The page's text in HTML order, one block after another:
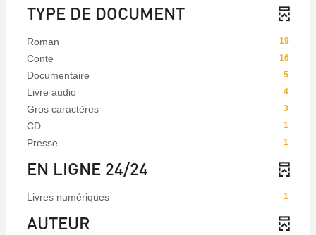
TYPE DE DOCUMENT
19
Roman
16
Conte
5
Documentaire
4
Livre audio
3
Gros caractères
1
CD
1
Presse
EN LIGNE 24/24
1
Livres numériques
AUTEUR